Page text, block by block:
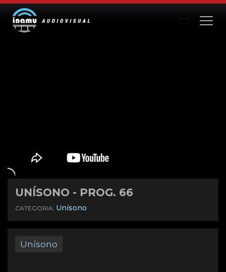
UNÍSONO - PROG. 66
CATEGORIA: Unísono
Unísono